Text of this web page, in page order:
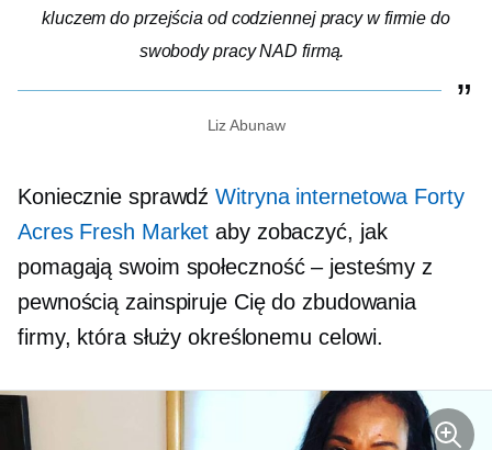
kluczem do przejścia od codziennej pracy w firmie do
swobody pracy NAD firmą.
Liz Abunaw
Koniecznie sprawdźWitryna internetowa Forty
Acres Fresh Market aby zobaczyć, jak
pomagają swoim społeczność – jesteśmy z
pewnością zainspiruje Cię do zbudowania
firmy, która służy określonemu celowi.